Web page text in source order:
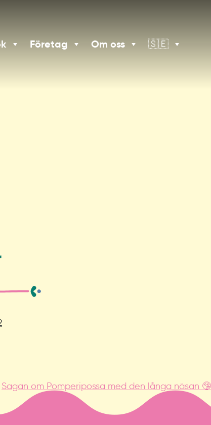
Företag Om oss 🇸🇪
Sagan om Pomperipossa med den långa näsan 🤥